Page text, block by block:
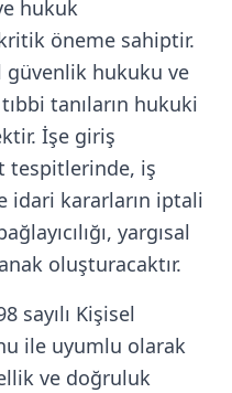
hukuk
öneme sahiptir.
güvenlik hukuku ve
tanıların hukuki
İşe giriş
tespitlerinde, iş
idari kararların iptali
yargısal
oluşturacaktır.
sayılı Kişisel
ile uyumlu olarak
ve doğruluk